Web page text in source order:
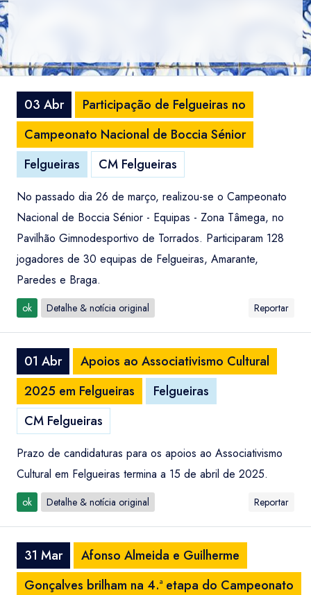
03 Abr
Participação de Felgueiras no
Campeonato Nacional de Boccia Sénior
Felgueiras
CM Felgueiras
No passado dia 26 de março, realizou-se o Campeonato
Nacional de Boccia Sénior - Equipas - Zona Tâmega, no
Pavilhão Gimnodesportivo de Torrados. Participaram 128
jogadores de 30 equipas de Felgueiras, Amarante,
Paredes e Braga.
ok Detalhe & notícia original Reportar
01 Abr
Apoios ao Associativismo Cultural
2025 em Felgueiras
Felgueiras
CM Felgueiras
Prazo de candidaturas para os apoios ao Associativismo
Cultural em Felgueiras termina a 15 de abril de 2025.
ok Detalhe & notícia original Reportar
31 Mar
Afonso Almeida e Guilherme
Gonçalves brilham na 4.ª etapa do Campeonato